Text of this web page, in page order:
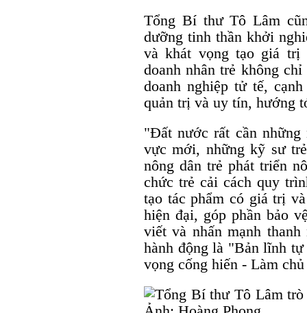
Tổng Bí thư Tô Lâm
dưỡng tinh thần khởi
và khát vọng tạo giá trị
doanh nhân trẻ không
doanh nghiệp tử tế,
quản trị và uy tín, hướng
"Đất nước rất cần những
vực mới, những kỹ sư
nông dân trẻ phát triển
chức trẻ cải cách quy
tạo tác phẩm có giá trị
hiện đại, góp phần bảo
viết và nhấn mạnh
hành động là "Bản lĩnh
vọng cống hiến - Làm